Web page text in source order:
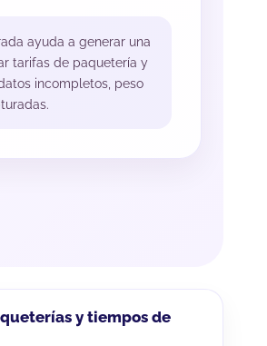
ayuda a generar una
tarifas de paquetería y
incompletos, peso
y tiempos de